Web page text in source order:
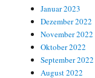
Januar 2023
Dezember 2022
November 2022
Oktober 2022
September 2022
August 2022